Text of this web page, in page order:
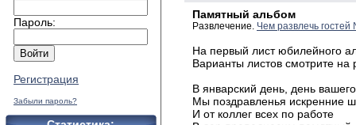
Пароль:
Регистрация
Забыли пароль?
Памятный альбом
Развлечение. Чем развлечь
На первый лист юбилейного
Варианты листов смотрите на
В январский день, день
Мы поздравленья искренние
И от коллег всех по работе